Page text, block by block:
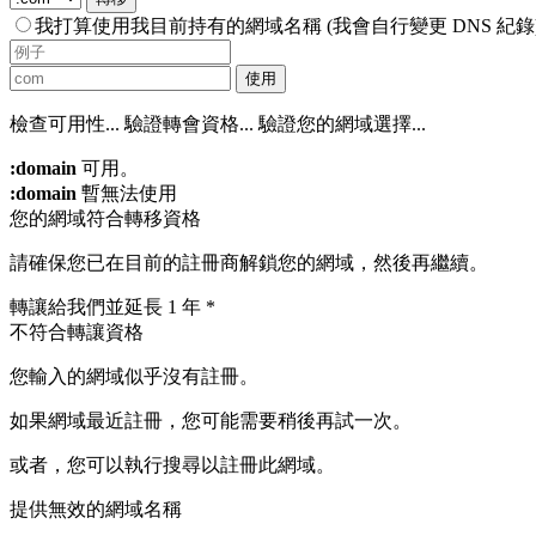
我打算使用我目前持有的網域名稱 (我會自行變更 DNS 紀
使用
檢查可用性... 驗證轉會資格... 驗證您的網域選擇...
:domain 可用。
:domain 暫無法使用
您的網域符合轉移資格
請確保您已在目前的註冊商解鎖您的網域，然後再繼續。
轉讓給我們並延長 1 年 *
不符合轉讓資格
您輸入的網域似乎沒有註冊。
如果網域最近註冊，您可能需要稍後再試一次。
或者，您可以執行搜尋以註冊此網域。
提供無效的網域名稱